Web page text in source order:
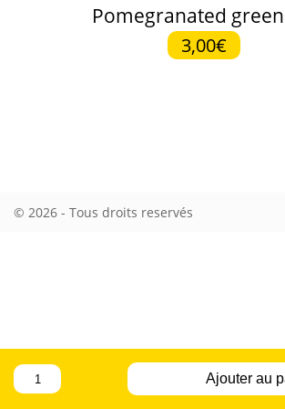
Pomegranated
3,00€
quantité
de
Pomegranated
Ajouter au
© 2026 - Tous droits reservés